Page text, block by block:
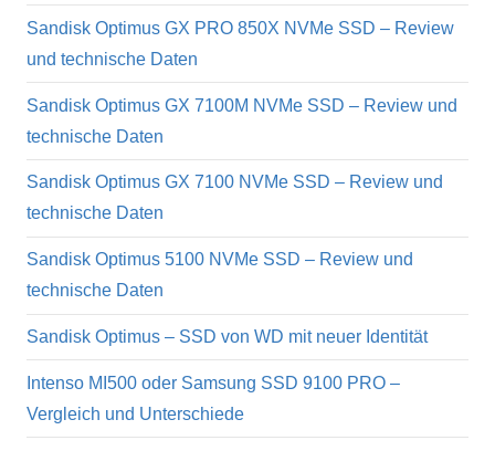
Sandisk Optimus GX PRO 850X NVMe SSD – Review
und technische Daten
Sandisk Optimus GX 7100M NVMe SSD – Review und
technische Daten
Sandisk Optimus GX 7100 NVMe SSD – Review und
technische Daten
Sandisk Optimus 5100 NVMe SSD – Review und
technische Daten
Sandisk Optimus – SSD von WD mit neuer Identität
Intenso MI500 oder Samsung SSD 9100 PRO –
Vergleich und Unterschiede